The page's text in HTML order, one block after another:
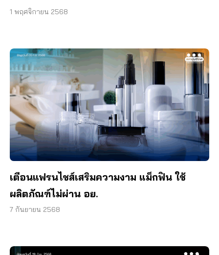
1 พฤศจิกายน 2568
เตือนแฟรนไชส์เสริมความงาม แม็กฟิน ใช้
ผลิตภัณฑ์ไม่ผ่าน อย.
7 กันยายน 2568